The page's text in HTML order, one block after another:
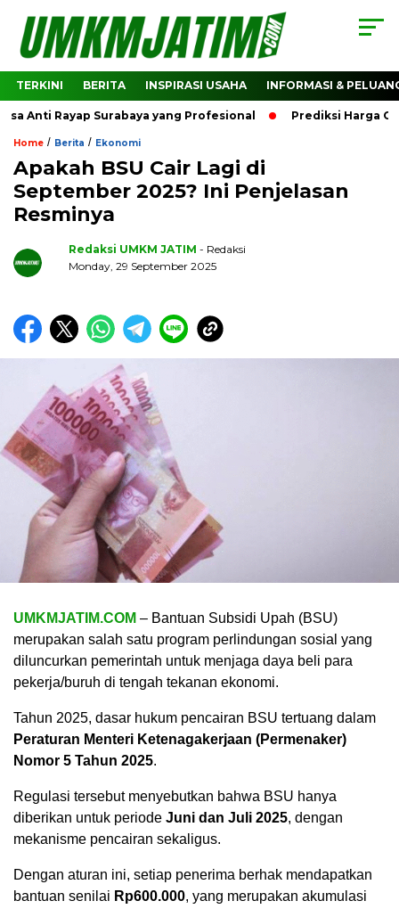
TERKINI BERITA INSPIRASI USAHA INFORMASI &
Anti Rayap Surabaya yang Profesional Prediksi Harga
Home / Berita / Ekonomi
Apakah BSU Cair Lagi di
September 2025? Ini Penjelasan
Resminya
Redaksi UMKM JATIM - Redaksi
Monday, 29 September 2025
UMKMJATIM.COM – Bantuan Subsidi Upah (BSU)
merupakan salah satu program perlindungan sosial yang
diluncurkan pemerintah untuk menjaga daya beli para
pekerja/buruh di tengah tekanan ekonomi.
Tahun 2025, dasar hukum pencairan BSU tertuang dalam
Peraturan Menteri Ketenagakerjaan (Permenaker)
Nomor 5 Tahun 2025.
Regulasi tersebut menyebutkan bahwa BSU hanya
diberikan untuk periode Juni dan Juli 2025, dengan
mekanisme pencairan sekaligus.
Dengan aturan ini, setiap penerima berhak mendapatkan
bantuan senilai Rp600.000, yang merupakan akumulasi